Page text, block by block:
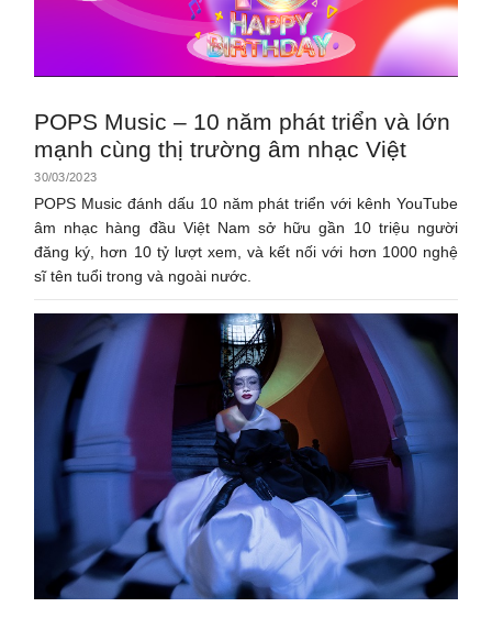
POPS Music – 10 năm phát triển và lớn
mạnh cùng thị trường âm nhạc Việt
30/03/2023
POPS Music đánh dấu 10 năm phát triển với kênh YouTube
âm nhạc hàng đầu Việt Nam sở hữu gần 10 triệu người
đăng ký, hơn 10 tỷ lượt xem, và kết nối với hơn 1000 nghệ
sĩ tên tuổi trong và ngoài nước.